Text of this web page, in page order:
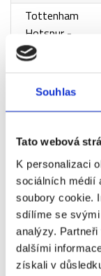
Souhlas
Tato webová
K personalizaci
sociálních médií
soubory cookie.
sdílíme se
analýzy.
dalšími
získali v
Tottenham
Hotspur -
Sunderland
Travel Club
Tottenham
Hotspur -
Sunderland
AFC - VIP
Travel Club
Gold
Tottenham